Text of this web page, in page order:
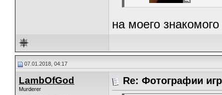
на моего
07.01.2018, 04:17
LambOfGod
Murderer
Re: Фотографии